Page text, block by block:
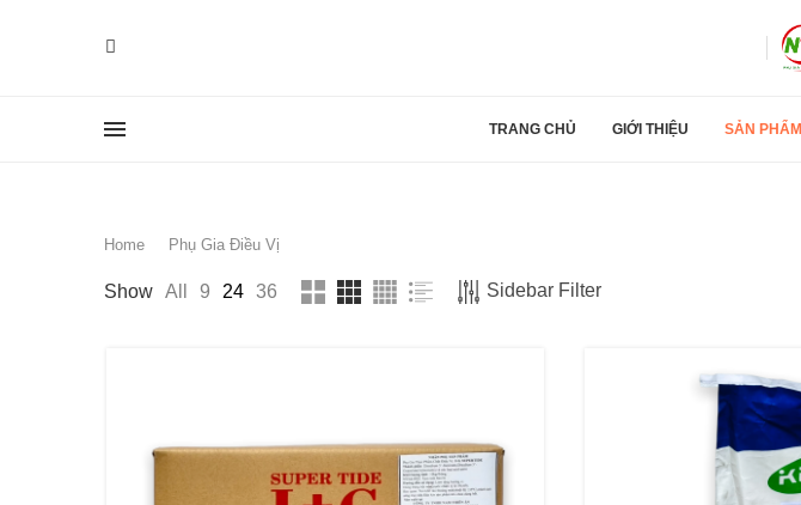
TRANG CHỦ GIỚI THIỆU SẢN PHẨM
Home Phụ Gia Điều Vị
Show All 9 24 36 Sidebar Filter